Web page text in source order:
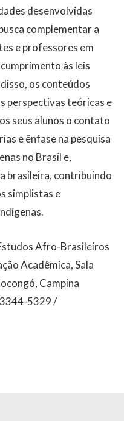
desenvolvidas
complementar a
e professores em
às leis
os conteúdos
perspectivas teóricas e
seus alunos o contato
e ênfase na pesquisa
no Brasil e,
brasileira, contribuindo
simplistas e
Afro-Brasileiros
Acadêmica, Sala
Campina
5329 /